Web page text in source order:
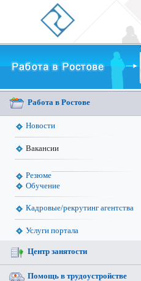
Работа в Ростове
Новости
Вакансии
Резюме
Обучение
Кадровые/рекрутинг агентства
Услуги портала
Центр занятости
Помощь в трудоустройстве